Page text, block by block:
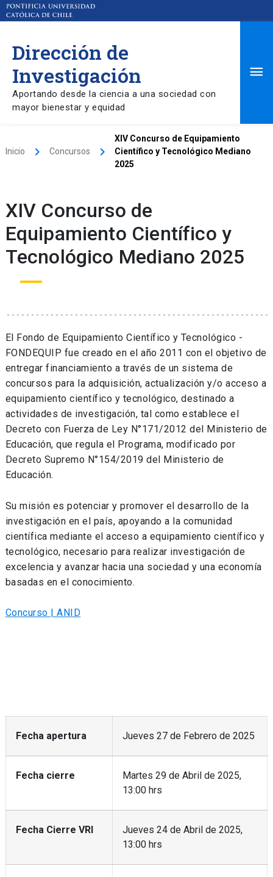
Dirección de
Investigación
Aportando desde la ciencia a una sociedad con
mayor bienestar y equidad
Inicio keyboard_arrow_right Concursos keyboard_arrow_right
XIV Concurso de Equipamiento
Científico y Tecnológico Mediano
2025
XIV Concurso de
Equipamiento Científico y
Tecnológico Mediano 2025
El Fondo de Equipamiento Científico y Tecnológico -
FONDEQUIP fue creado en el año 2011 con el objetivo de
entregar financiamiento a través de un sistema de
concursos para la adquisición, actualización y/o acceso a
equipamiento científico y tecnológico, destinado a
actividades de investigación, tal como establece el
Decreto con Fuerza de Ley N°171/2012 del Ministerio de
Educación, que regula el Programa, modificado por
Decreto Supremo N°154/2019 del Ministerio de
Educación.
Su misión es potenciar y promover el desarrollo de la
investigación en el país, apoyando a la comunidad
científica mediante el acceso a equipamiento científico y
tecnológico, necesario para realizar investigación de
excelencia y avanzar hacia una sociedad y una economía
basadas en el conocimiento.
Concurso | ANID
Fecha apertura Jueves 27 de Febrero de 2025
Fecha cierre
Martes 29 de Abril de 2025,
13:00 hrs
Fecha Cierre VRI
Jueves 24 de Abril de 2025,
13:00 hrs